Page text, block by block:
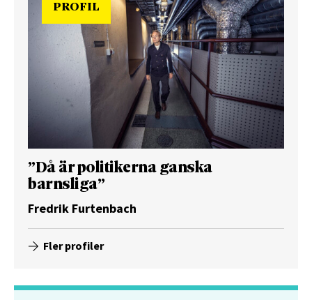
PROFIL
”Då är politikerna ganska
barnsliga”
Fredrik Furtenbach
Fler profiler